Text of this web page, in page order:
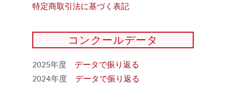
特定商取引法に基づく表記
コンクールデータ
2025年度 データで振り返る
2024年度 データで振り返る